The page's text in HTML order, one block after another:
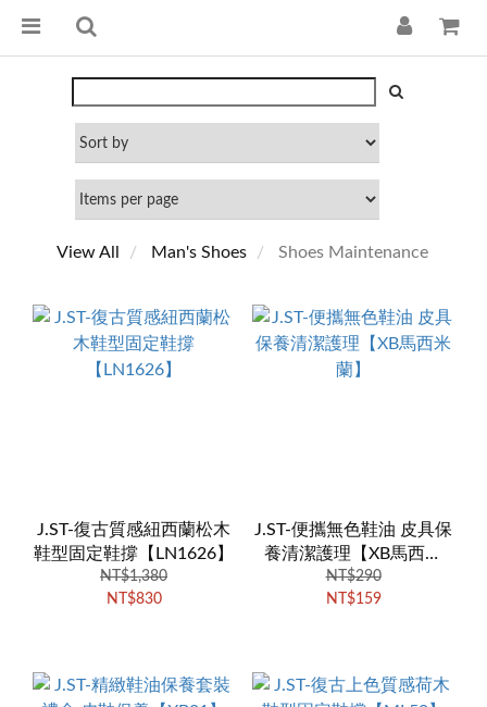
View All Man's Shoes Shoes Maintenance
J.ST-復古質感紐西蘭松木
鞋型固定鞋撐【LN1626】
NT$1,380
NT$830
J.ST-便攜無色鞋油 皮具保
養清潔護理【XB馬西米
蘭】
NT$290
NT$159